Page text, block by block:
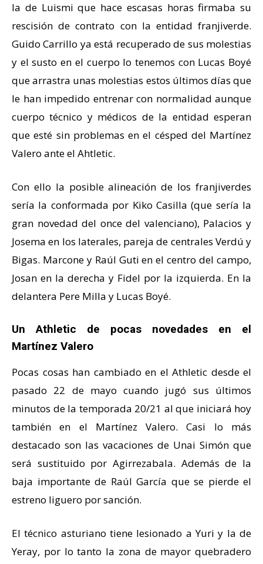
la de Luismi que hace escasas horas firmaba su
rescisión de contrato con la entidad franjiverde.
Guido Carrillo ya está recuperado de sus molestias
y el susto en el cuerpo lo tenemos con Lucas Boyé
que arrastra unas molestias estos últimos días que
le han impedido entrenar con normalidad aunque
cuerpo técnico y médicos de la entidad esperan
que esté sin problemas en el césped del Martínez
Valero ante el Ahtletic.
Con ello la posible alineación de los franjiverdes
sería la conformada por Kiko Casilla (que sería la
gran novedad del once del valenciano), Palacios y
Josema en los laterales, pareja de centrales Verdú y
Bigas. Marcone y Raúl Guti en el centro del campo,
Josan en la derecha y Fidel por la izquierda. En la
delantera Pere Milla y Lucas Boyé.
Un Athletic de pocas novedades en el
Martínez Valero
Pocas cosas han cambiado en el Athletic desde el
pasado 22 de mayo cuando jugó sus últimos
minutos de la temporada 20/21 al que iniciará hoy
también en el Martínez Valero. Casi lo más
destacado son las vacaciones de Unai Simón que
será sustituido por Agirrezabala. Además de la
baja importante de Raúl García que se pierde el
estreno liguero por sanción.
El técnico asturiano tiene lesionado a Yuri y la de
Yeray, por lo tanto la zona de mayor quebradero